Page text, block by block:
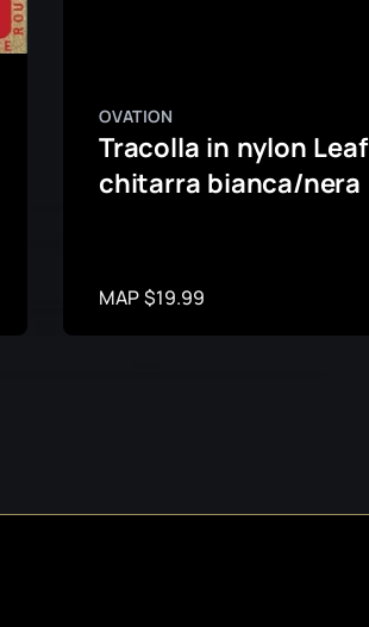
OVATION
Tracolla in nylon Leaf
chitarra bianca/nera
MAP $19.99